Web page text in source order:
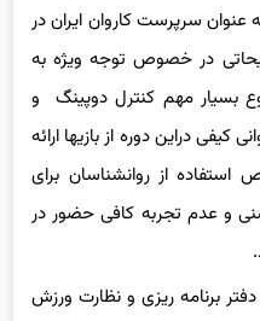
سرپرست کاروان ایران در
در خصوص توجه ویژه به
بسیار مهم کنترل دوپینگ و
دراین دوره از بازیها ارائه
از روانشناسان برای
و عدم تجربه کافی حضور در
برنامه ریزی و نظارت ورزش